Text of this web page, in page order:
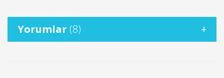
Yorumlar (8)